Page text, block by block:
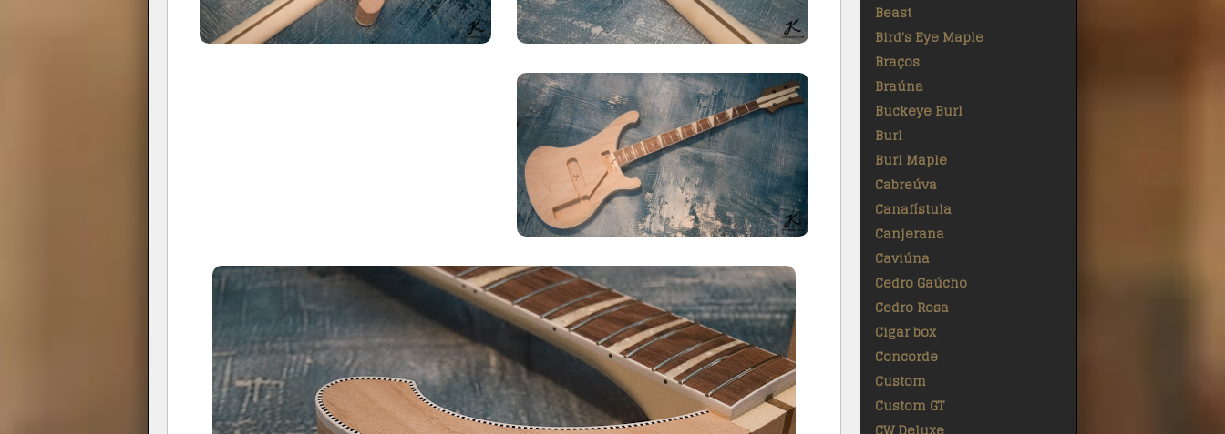
Beast
Bird's Eye Maple
Braços
Braúna
Buckeye Burl
Burl
Burl Maple
Cabreúva
Canafístula
Canjerana
Caviúna
Cedro Gaúcho
Cedro Rosa
Cigar box
Concorde
Custom
Custom GT